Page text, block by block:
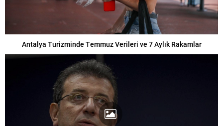
Antalya Turizminde Temmuz Verileri ve 7 Aylık Rakamlar